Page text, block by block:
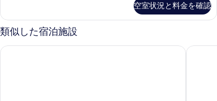
す
べ
て
ー
の
詳
細
グ
ベ
ッ
ド
ア
ル
ー
キ
空室状況と料金を確認
類似した宿泊施設
サラリヴィエラ レジデ